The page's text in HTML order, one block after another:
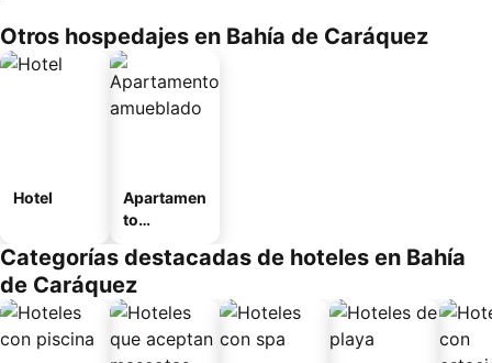
Otros hospedajes en Bahía de Caráquez
Hotel
Apartamen
to
o
Categorías destacadas de hoteles en Bahía
de Caráquez